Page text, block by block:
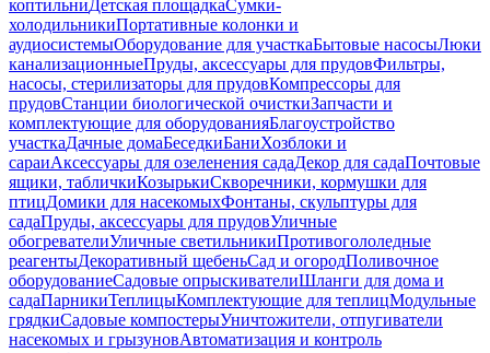
коптильниДетская площадкаСумки-
холодильникиПортативные колонки и
аудиосистемыОборудование для участкаБытовые насосыЛюки
канализационныеПруды, аксессуары для прудовФильтры,
насосы, стерилизаторы для прудовКомпрессоры для
прудовСтанции биологической очисткиЗапчасти и
комплектующие для оборудованияБлагоустройство
участкаДачные домаБеседкиБаниХозблоки и
сараиАксессуары для озеленения садаДекор для садаПочтовые
ящики, табличкиКозырькиСкворечники, кормушки для
птицДомики для насекомыхФонтаны, скульптуры для
садаПруды, аксессуары для прудовУличные
обогревателиУличные светильникиПротивогололедные
реагентыДекоративный щебеньСад и огородПоливочное
оборудованиеСадовые опрыскивателиШланги для дома и
садаПарникиТеплицыКомплектующие для теплицМодульные
грядкиСадовые компостерыУничтожители, отпугиватели
насекомых и грызуновАвтоматизация и контроль